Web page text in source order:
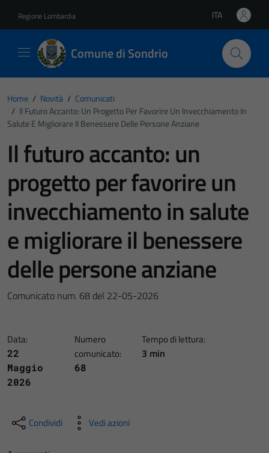
Regione Lombardia Lingua attiva:
ITA
Comune di Sondrio
Home / Novità / Comunicati
/ Il Futuro Accanto: Un Progetto Per Favorire Un Invecchiamento In
Salute E Migliorare Il Benessere Delle Persone Anziane
Il futuro accanto: un
progetto per favorire un
invecchiamento in salute
e migliorare il benessere
delle persone anziane
Comunicato num. 68 del 22-05-2026
Data:
22
Maggio
2026
Numero
comunicato:
68
Tempo di lettura:
3 min
Condividi Vedi azioni